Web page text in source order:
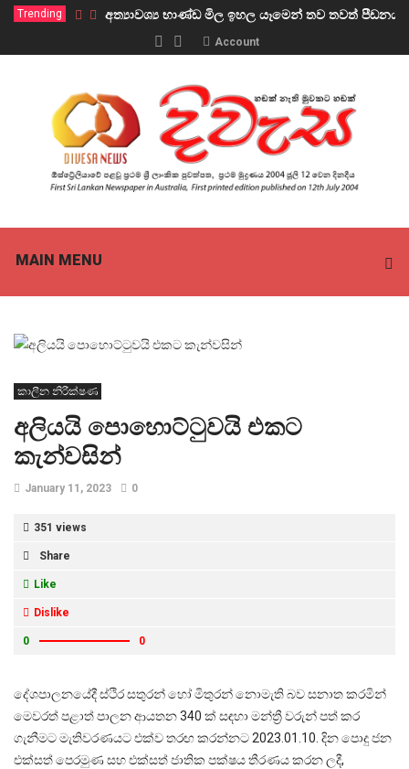
Trending අත්‍යාවශ්‍ය භාණ්ඩ මිල ඉහල යෑමෙන් තව තවත්
Account
MAIN MENU
කාලීන නිරීක්ෂණ
අලියයි පොහොට්ටුවයි එකට
කැන්වසින්
January 11, 2023 0
351 views
Share
Like
Dislike
0 0
දේශපාලනයේදී ස්ථිර සතුරන් හෝ මිතුරන් නොමැති බව සනාත කරමින්
මෙවරත් පළාත් පාලන ආයතන 340 ක් සඳහා මන්ත්‍රී වරුන් පත් කර
ගැනීමට මැතිවරණයට එක්ව තරඟ කරන්නට 2023.01.10. දින පොදු ජන
එක්සත් පෙරමුණ සහ එක්සත් ජාතික පක්ෂය තීරණය කරන ලදී,